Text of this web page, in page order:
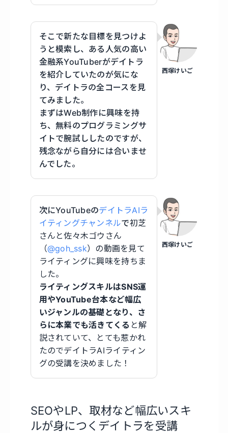
西塚けいご
そこで新たな目標を見つけよ
うと模索し、ある人気の高い
金融系YouTuberがデイトラ
を紹介していたのが気にな
り、デイトラの全コースを見
てみました。
まずはWeb制作に興味を持
ち、無料のプログラミングサ
イトで腕試ししたのですが、
残念ながら自分には合いませ
んでした。
西塚けいご
次にYouTubeのデイトラAIラ
イティングチャンネルで初芝
さんと佐々木ゴウさん
（@goh_ssk）の動画を見て
ライティングに興味を持ちま
した。
ライティングスキルはSNS運
用やYouTube台本など幅広
いジャンルの基礎となり、さ
らに本業でも活きてくる と解
説されていて、とても惹かれ
たのでデイトラAIライティン
グの受講を決めました！
SEOやLP、取材など幅広いスキ
ルが身につくデイトラを受講